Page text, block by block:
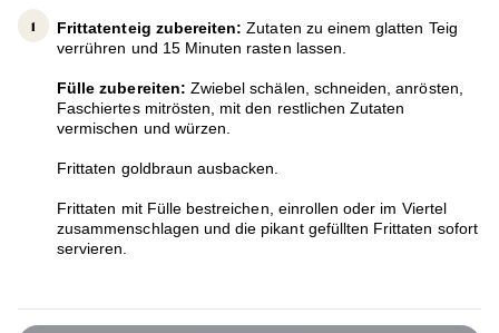
Frittatenteig zubereiten: Zutaten zu einem glatten Teig
verrühren und 15 Minuten rasten lassen.
Fülle zubereiten: Zwiebel schälen, schneiden, anrösten,
Faschiertes mitrösten, mit den restlichen Zutaten
vermischen und würzen.
Frittaten goldbraun ausbacken.
Frittaten mit Fülle bestreichen, einrollen oder im Viertel
zusammenschlagen und die pikant gefüllten Frittaten sofort
servieren.